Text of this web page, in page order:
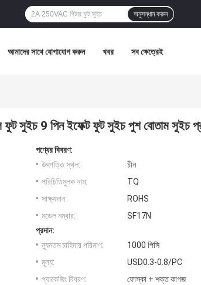
অনুসন্ধান করুন
আমাদের সাথে যোগাযোগ করুন খবর সব ক্ষেত্রেই
ফুট সুইচ 9 পিন ইফেক্ট ফুট সুইচ পুশ বোতাম সুইচ
পণ্যের বিবরণ:
উৎপত্তি স্থল:
চীন
পরিচিতিমুলক নাম:
TQ
সাক্ষ্যদান:
ROHS
মডেল নম্বার:
SF17N
প্রদান:
ন্যূনতম চাহিদার পরিমাণ:
1000 পিসি
মূল্য:
USD0.3-0.8/PC
প্যাকেজিং বিবরণ:
ফোস্কা + শক্ত কাগজ